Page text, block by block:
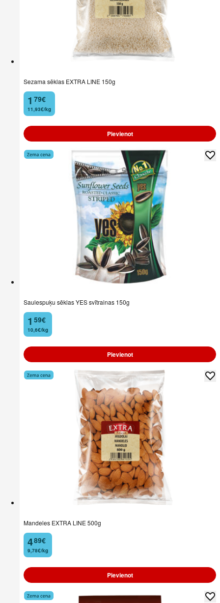
Sezama sēklas EXTRA LINE 150g
1
. 79€
11,93€/kg
Pievienot
Saulespuķu sēklas YES svītrainas 150g
1
. 59€
10,6€/kg
Pievienot
Mandeles EXTRA LINE 500g
4
. 89€
9,78€/kg
Pievienot